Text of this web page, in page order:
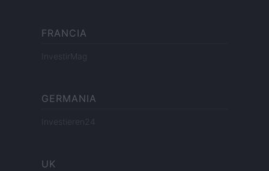
FRANCIA
InvestirMag
GERMANIA
Investieren24
UK